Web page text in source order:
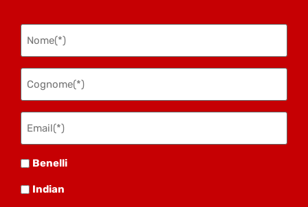
Nome
(Obbligatorio)
Cognome
(Obbligatorio)
Email(*)
(Obbligatorio)
Benelli
Benelli
Indian
Indian